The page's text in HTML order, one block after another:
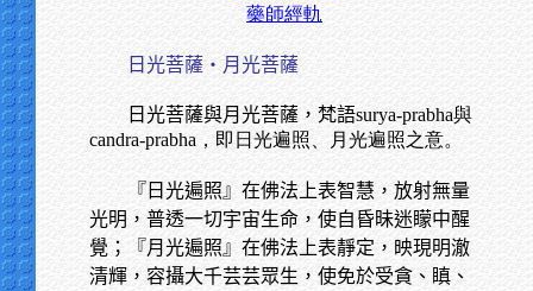
藥師經軌
日光菩薩‧月光菩薩
日光菩薩與月光菩薩，梵語surya-prabha與
candra-prabha，即日光遍照、月光遍照之意。
『日光遍照』在佛法上表智慧，放射無量
光明，普透一切宇宙生命，使自昏昧迷矇中醒
覺；『月光遍照』在佛法上表靜定，映現明澈
清輝，容攝大千芸芸眾生，使免於受貪、瞋、